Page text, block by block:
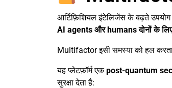
आर्टिफ़िशियल इंटेलिजेंस के बढ़ते
AI agents और humans दोनों के
Multifactor इसी समस्या को हल
यह प्लेटफ़ॉर्म एकpost-quantum
सुरक्षा देता है: